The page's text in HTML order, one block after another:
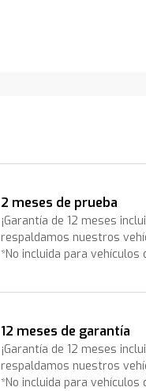
2 meses de prueba
¡Garantía de 12 meses
respaldamos nuestros
*No incluida para
12 meses de garantía
¡Garantía de 12 meses
respaldamos nuestros
*No incluida para